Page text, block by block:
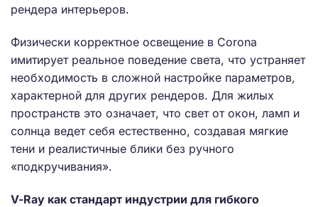
рендера интерьеров.
Физически корректное освещение в Corona
имитирует реальное поведение света, что устраняет
необходимость в сложной настройке параметров,
характерной для других рендеров. Для жилых
пространств это означает, что свет от окон, ламп и
солнца ведет себя естественно, создавая мягкие
тени и реалистичные блики без ручного
«подкручивания».
V-Ray как стандарт индустрии для гибкого